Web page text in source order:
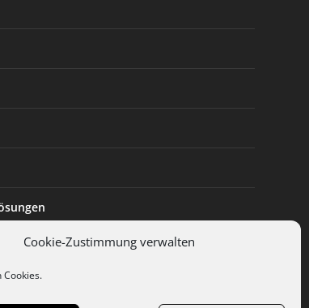
Cookie-Zustimmung verwalten
Cookies.